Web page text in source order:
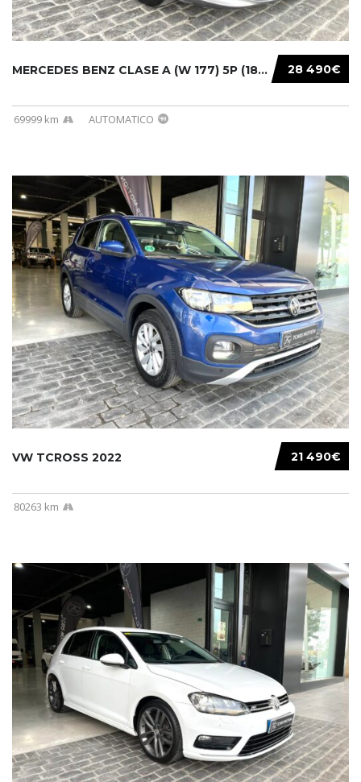
28 490€
MERCEDES BENZ CLASE A (W 177) 5P (18-) 2020....
69999 km AUTOMATICO
21 490€
VW TCROSS 2022
80263 km